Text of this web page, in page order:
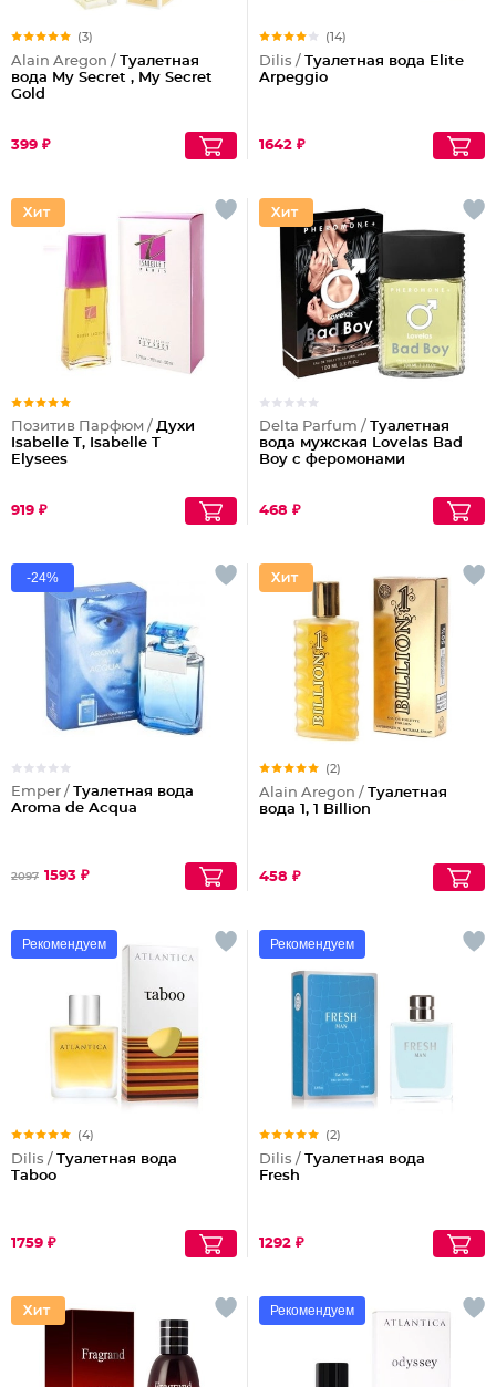
(3)
Alain Aregon / Туалетная
вода My Secret , My Secret
Gold
399 ₽
(14)
Dilis / Туалетная вода Elite
Arpeggio
1642 ₽
Позитив Парфюм / Духи
Isabelle T, Isabelle T
Elysees
919 ₽
Delta Parfum / Туалетная
вода мужская Lovelas Bad
Boy с феромонами
468 ₽
-24%
Emper / Туалетная вода
Aroma de Acqua
2097 1593 ₽
(2)
Alain Aregon / Туалетная
вода 1, 1 Billion
458 ₽
Рекомендуем
(4)
Dilis / Туалетная вода
Taboo
1759 ₽
Рекомендуем
(2)
Dilis / Туалетная вода
Fresh
1292 ₽
Рекомендуем